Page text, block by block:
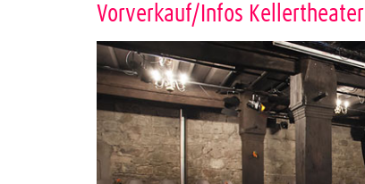
Vorverkauf/Infos Kellertheater